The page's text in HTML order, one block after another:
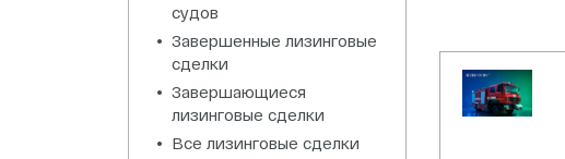
судов
Завершенные лизинговые
сделки
Завершающиеся
лизинговые сделки
Все лизинговые сделки